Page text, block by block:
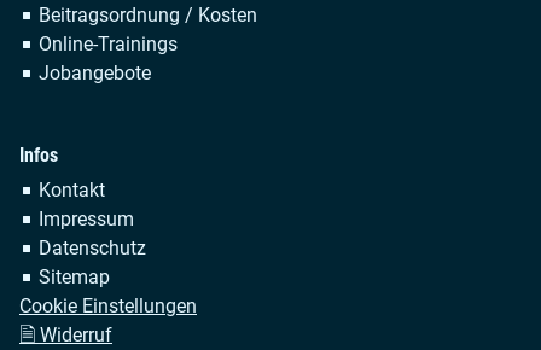
Beitragsordnung / Kosten
Online-Trainings
Jobangebote
Infos
Navigation
überspringen
Kontakt
Impressum
Datenschutz
Sitemap
Cookie Einstellungen
🗎 Widerruf